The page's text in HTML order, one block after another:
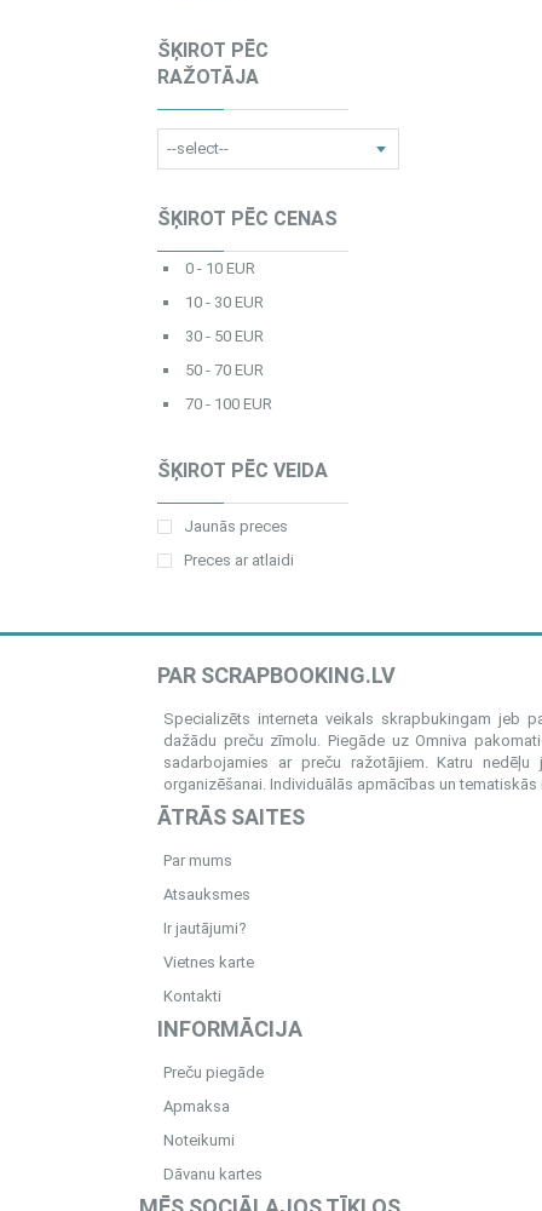
ŠĶIROT PĒC
RAŽOTĀJA
ŠĶIROT PĒC CENAS
0 - 10 EUR
10 - 30 EUR
30 - 50 EUR
50 - 70 EUR
70 - 100 EUR
ŠĶIROT PĒC VEIDA
Jaunās preces
Preces ar atlaidi
PAR SCRAPBOOKING.LV
Specializēts interneta veikals skrapbukingam jeb
dažādu preču zīmolu. Piegāde uz Omniva
sadarbojamies ar preču ražotājiem. Katru
organizēšanai. Individuālās apmācības un
ĀTRĀS SAITES
Par mums
Atsauksmes
Ir jautājumi?
Vietnes karte
Kontakti
INFORMĀCIJA
Preču piegāde
Apmaksa
Noteikumi
Dāvanu kartes